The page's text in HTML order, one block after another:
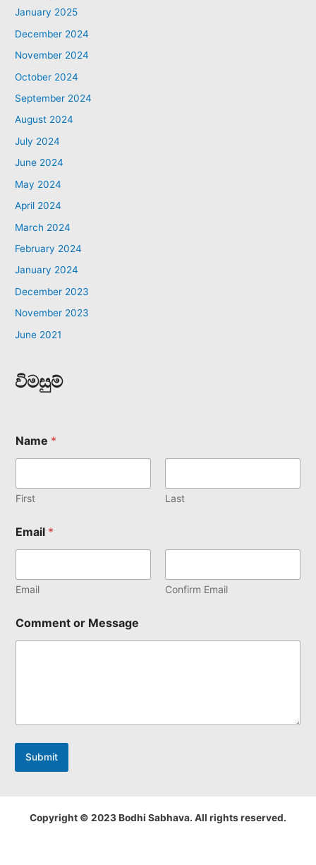
January 2025
December 2024
November 2024
October 2024
September 2024
August 2024
July 2024
June 2024
May 2024
April 2024
March 2024
February 2024
January 2024
December 2023
November 2023
June 2021
විමසුම්
Name *
First Last
Email *
Email Confirm Email
Comment or Message
Submit
Copyright © 2023 Bodhi Sabhava. All rights reserved.